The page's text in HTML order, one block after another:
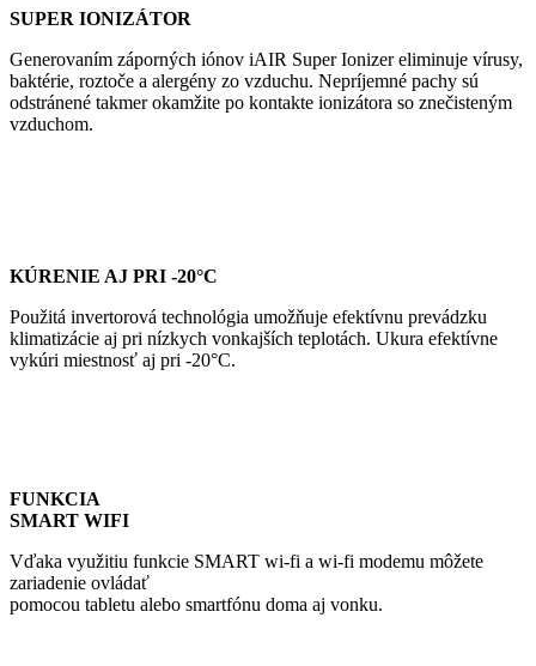
SUPER IONIZÁTOR
Generovaním záporných iónov iAIR Super Ionizer eliminuje vírusy,
baktérie, roztoče a alergény zo vzduchu. Nepríjemné pachy sú
odstránené takmer okamžite po kontakte ionizátora so znečisteným
vzduchom.
KÚRENIE AJ PRI -20°C
Použitá invertorová technológia umožňuje efektívnu prevádzku
klimatizácie aj pri nízkych vonkajších teplotách. Ukura efektívne
vykúri miestnosť aj pri -20°C.
FUNKCIA
SMART WIFI
Vďaka využitiu funkcie SMART wi-fi a wi-fi modemu môžete
zariadenie ovládať
pomocou tabletu alebo smartfónu doma aj vonku.